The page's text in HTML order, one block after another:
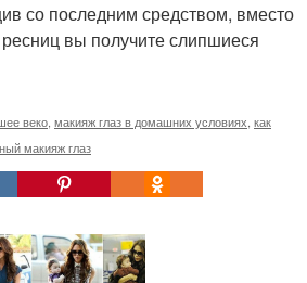
со последним средством, вместо
вы получите слипшиеся
веко, макияж глаз в домашних условиях, как
макияж глаз